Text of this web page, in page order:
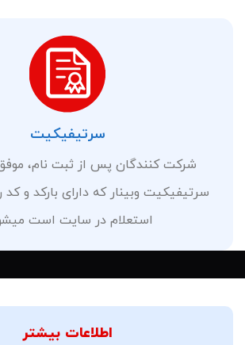
سرتیفیکیت
شركت كنندگان پس از ثبت نام،
سرتيفيکيت وبینار که دارای بارکد و
استعلام در سایت است
اطلاعات بیشتر